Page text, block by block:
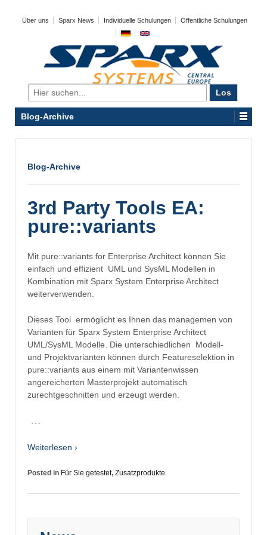
Über uns Sparx News Individuelle Schulungen Öffentliche Schulungen
Search
for:
Blog-Archive
Blog-Archive
3rd Party Tools EA:
pure::variants
Mit pure::variants for Enterprise Architect können Sie
einfach und effizient UML und SysML Modellen in
Kombination mit Sparx System Enterprise Architect
weiterverwenden.
Dieses Tool ermöglicht es Ihnen das managemen von
Varianten für Sparx System Enterprise Architect
UML/SysML Modelle. Die unterschiedlichen Modell-
und Projektvarianten können durch Featureselektion in
pure::variants aus einem mit Variantenwissen
angereicherten Masterprojekt automatisch
zurechtgeschnitten und erzeugt werden.
…
Weiterlesen ›
Posted in Für Sie getestet, Zusatzprodukte